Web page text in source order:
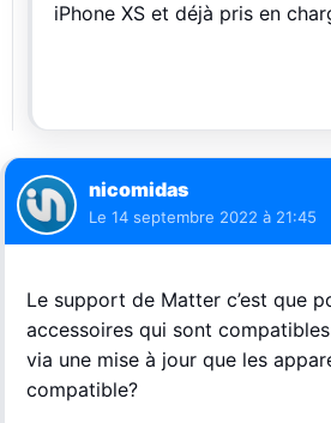
iPhone XS et déjà pris en
nicomidas
Le 14 septembre 2022 à 21:45
Le support de Matter c’est que
accessoires qui sont compatibles
via une mise à jour que les
compatible?